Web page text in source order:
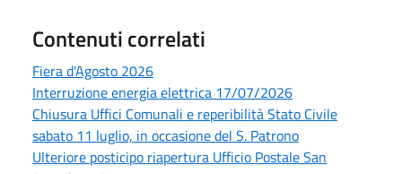
Contenuti correlati
Fiera d'Agosto 2026
Interruzione energia elettrica 17/07/2026
Chiusura Uffici Comunali e reperibilità Stato Civile
sabato 11 luglio, in occasione del S. Patrono
Ulteriore posticipo riapertura Ufficio Postale San